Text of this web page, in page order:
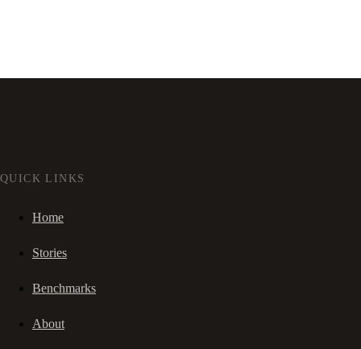
QUICK LINKS
Home
Stories
Benchmarks
About